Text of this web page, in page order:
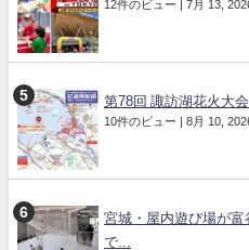
12件のビュー 7月 13,
第78回 諏訪湖花火大
10件のビュー | 8月 10,
宮城・屋内遊び場が富
で...